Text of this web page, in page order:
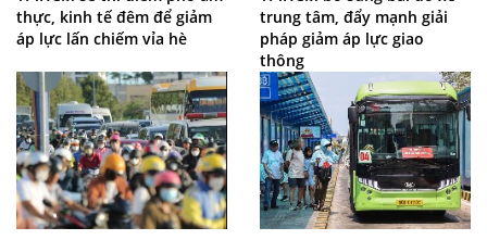
thực, kinh tế đêm để giảm
áp lực lấn chiếm vỉa hè
trung tâm, đẩy mạnh giải
pháp giảm áp lực giao
thông